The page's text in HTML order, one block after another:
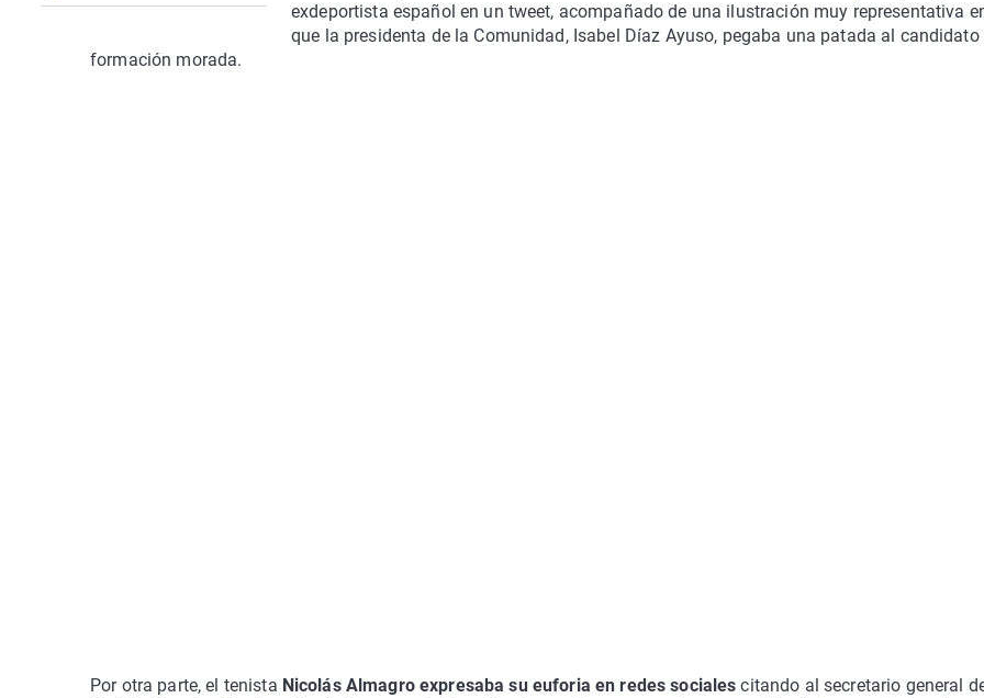
exdeportista español en un tweet, acompañado de una ilustración muy representativa
que la presidenta de la Comunidad, Isabel Díaz Ayuso, pegaba una patada al candidato
formación morada.
Por otra parte, el tenista Nicolás Almagro expresaba su euforia en redes socialescitando al secretario general